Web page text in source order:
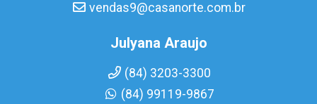
vendas9@casanorte.com.br
Julyana Araujo
(84) 3203-3300
(84) 99119-9867